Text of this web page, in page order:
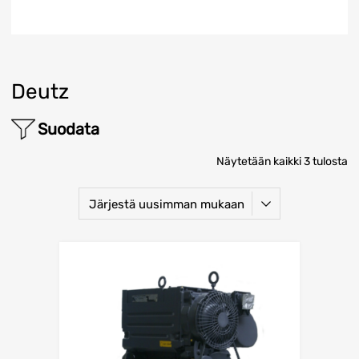
Deutz
Suodata
Näytetään kaikki 3 tulosta